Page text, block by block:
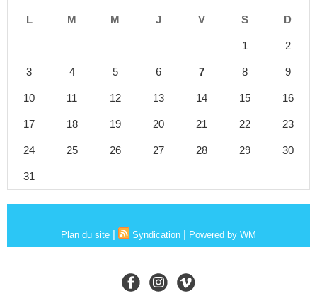
L M M J V S D
1 2
3 4 5 6 7 8 9
10 11 12 13 14 15 16
17 18 19 20 21 22 23
24 25 26 27 28 29 30
31
Plan du site | Syndication | Powered by WM